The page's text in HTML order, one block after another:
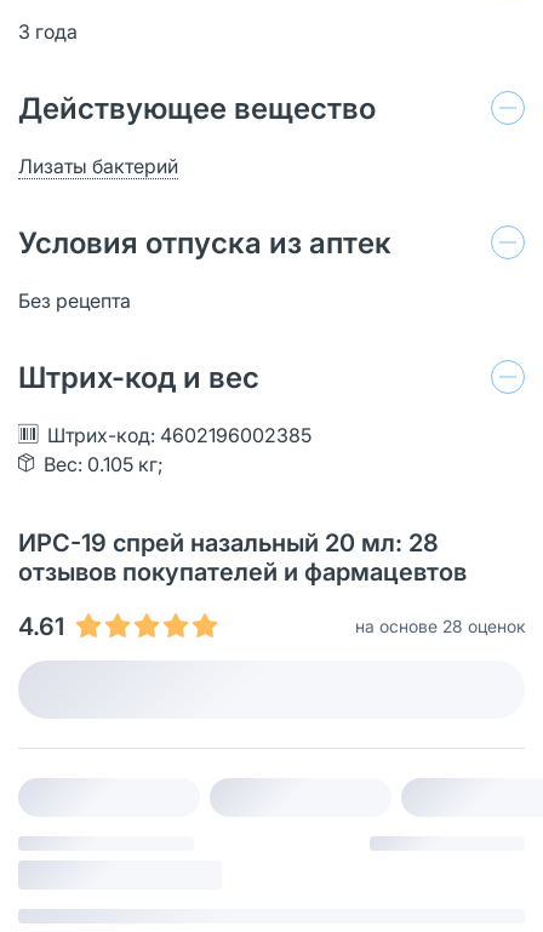
3 года
Действующее вещество
Лизаты бактерий
Условия отпуска из аптек
Без рецепта
Штрих-код и вес
Штрих-код: 4602196002385
Вес: 0.105 кг;
ИРС-19 спрей назальный 20 мл: 28
отзывов покупателей и фармацевтов
4.61
на основе 28 оценок